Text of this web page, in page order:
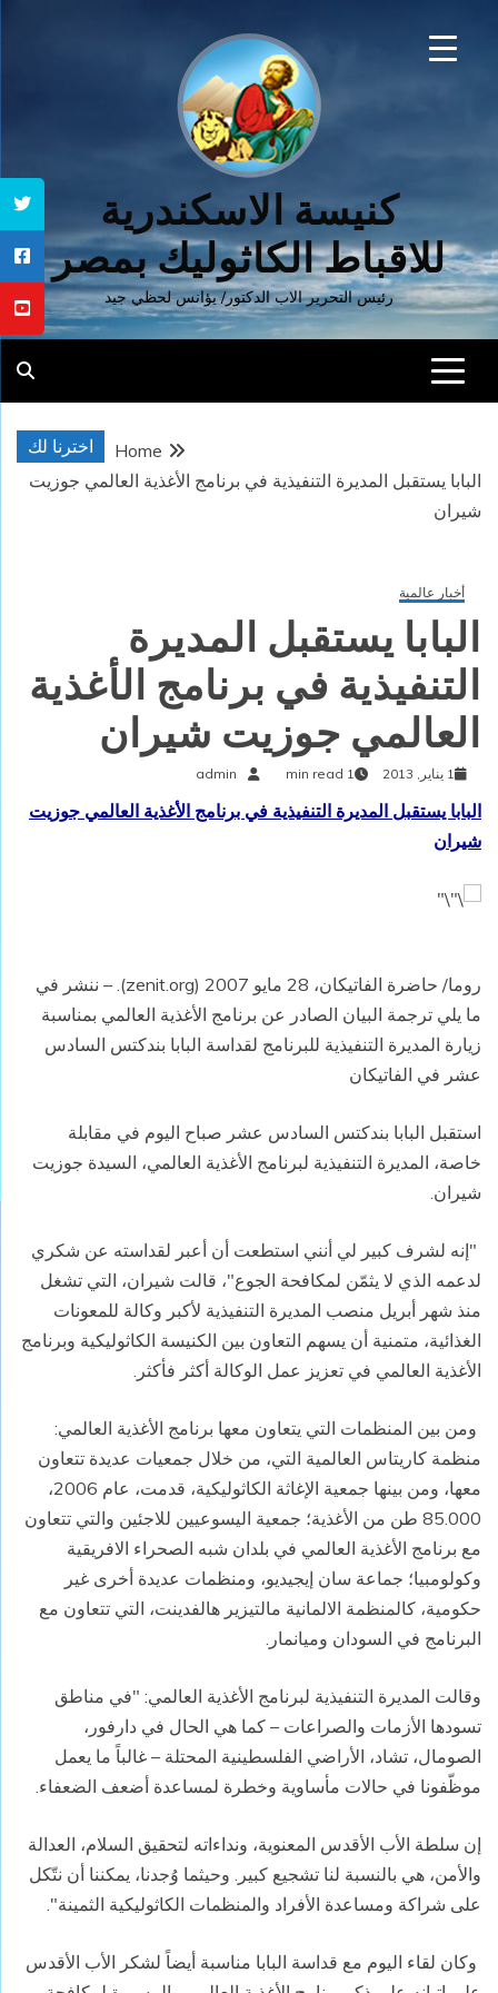
كنيسة الاسكندرية
للاقباط الكاثوليك بمصر
رئيس التحرير الاب الدكتور/ يؤانس لحظي جيد
اخترنا لك
Home
البابا يستقبل المديرة التنفيذية في برنامج الأغذية العالمي جوزيت
شيران
أخبار عالمية
البابا يستقبل المديرة
التنفيذية في برنامج الأغذية
العالمي جوزيت شيران
1 يناير, 2013 1 min read
admin
البابا يستقبل المديرة التنفيذية في برنامج الأغذية العالمي جوزيت
شيران
روما/ حاضرة الفاتيكان، 28 مايو 2007 (zenit.org). – ننشر في
ما يلي ترجمة البيان الصادر عن برنامج الأغذية العالمي بمناسبة
زيارة المديرة التنفيذية للبرنامج لقداسة البابا بندكتس السادس
عشر في الفاتيكان
استقبل البابا بندكتس السادس عشر صباح اليوم في مقابلة
خاصة، المديرة التنفيذية لبرنامج الأغذية العالمي، السيدة جوزيت
شيران.
"إنه لشرف كبير لي أنني استطعت أن أعبر لقداسته عن شكري
لدعمه الذي لا يثمّن لمكافحة الجوع"، قالت شيران، التي تشغل
منذ شهر أبريل منصب المديرة التنفيذية لأكبر وكالة للمعونات
الغذائية، متمنية أن يسهم التعاون بين الكنيسة الكاثوليكية وبرنامج
الأغذية العالمي في تعزيز عمل الوكالة أكثر فأكثر.
ومن بين المنظمات التي يتعاون معها برنامج الأغذية العالمي:
منظمة كاريتاس العالمية التي، من خلال جمعيات عديدة تتعاون
معها، ومن بينها جمعية الإغاثة الكاثوليكية، قدمت، عام 2006،
85.000 طن من الأغذية؛ جمعية اليسوعيين للاجئين والتي تتعاون
مع برنامج الأغذية العالمي في بلدان شبه الصحراء الافريقية
وكولومبيا؛ جماعة سان إيجيديو، ومنظمات عديدة أخرى غير
حكومية، كالمنظمة الالمانية مالتيزير هالفدينت، التي تتعاون مع
البرنامج في السودان وميانمار.
وقالت المديرة التنفيذية لبرنامج الأغذية العالمي: "في مناطق
تسودها الأزمات والصراعات – كما هي الحال في دارفور،
الصومال، تشاد، الأراضي الفلسطينية المحتلة – غالباً ما يعمل
موظّفونا في حالات مأساوية وخطرة لمساعدة أضعف الضعفاء.
إن سلطة الأب الأقدس المعنوية، ونداءاته لتحقيق السلام، العدالة
والأمن، هي بالنسبة لنا تشجيع كبير. وحيثما وُجدنا، يمكننا أن نتّكل
على شراكة ومساعدة الأفراد والمنظمات الكاثوليكية الثمينة".
وكان لقاء اليوم مع قداسة البابا مناسبة أيضاً لشكر الأب الأقدس